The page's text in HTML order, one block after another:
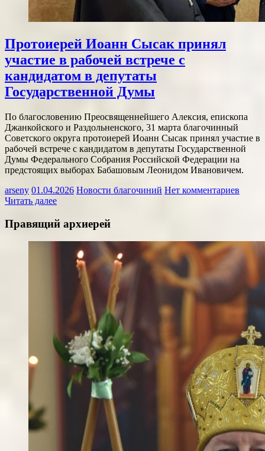
Протоиерей Иоанн Сысак принял
участие в рабочей встрече с
кандидатом в депутаты
Государственной Думы
По благословению Преосвященнейшего Алексия, епископа
Джанкойского и Раздольненского, 31 марта благочинный
Советского округа протоиерей Иоанн Сысак принял участие в
рабочей встрече с кандидатом в депутаты Государственной
Думы Федерального Собрания Российской Федерации на
предстоящих выборах Бабашовым Леонидом Ивановичем.
arseny 01.04.2026 Новости благочиний Нет комментариев
Читать далее
Правящий архиерей